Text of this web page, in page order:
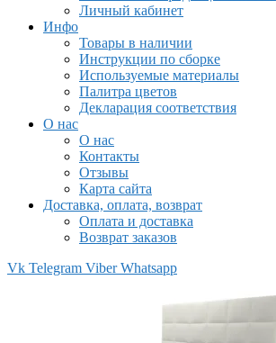
Личный кабинет
Инфо
Товары в наличии
Инструкции по сборке
Используемые материалы
Палитра цветов
Декларация соответствия
О нас
О нас
Контакты
Отзывы
Карта сайта
Доставка, оплата, возврат
Оплата и доставка
Возврат заказов
Vk Telegram Viber Whatsapp